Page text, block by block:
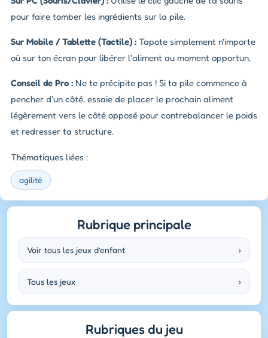
pour faire tomber les ingrédients sur la pile.
Sur Mobile / Tablette (Tactile) : Tapote simplement n'importe
où sur ton écran pour libérer l'aliment au moment opportun.
Conseil de Pro : Ne te précipite pas ! Si ta pile commence à
pencher d'un côté, essaie de placer le prochain aliment
légèrement vers le côté opposé pour contrebalancer le poids
et redresser ta structure.
Thématiques liées :
agilité
Rubrique principale
Voir tous les jeux d’enfant ›
Tous les jeux ›
Rubriques du jeu